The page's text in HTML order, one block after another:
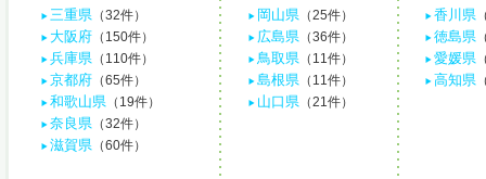
三重県 （32件）
大阪府 （150件）
兵庫県 （110件）
京都府 （65件）
和歌山県 （19件）
奈良県 （32件）
滋賀県 （60件）
岡山県 （25件）
広島県 （36件）
鳥取県 （11件）
島根県 （11件）
山口県 （21件）
香川県
徳島県
愛媛県
高知県